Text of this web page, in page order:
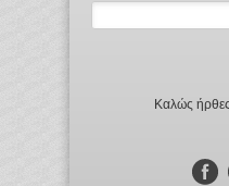
Καλώς ήρθες